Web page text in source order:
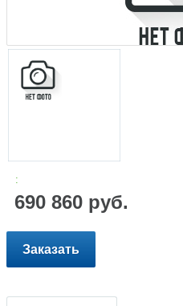
:
690 860 руб.
Заказать